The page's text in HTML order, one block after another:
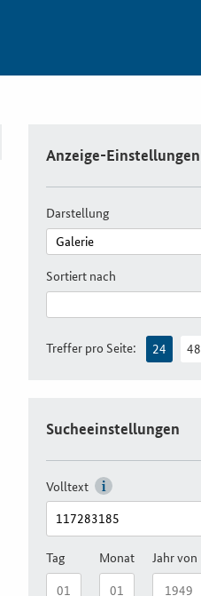
Anzeige-Einstellungen
Darstellung
Sortiert nach
Treffer pro Seite: 24 48
Sucheeinstellungen
Volltext
Tag Monat Jahr von